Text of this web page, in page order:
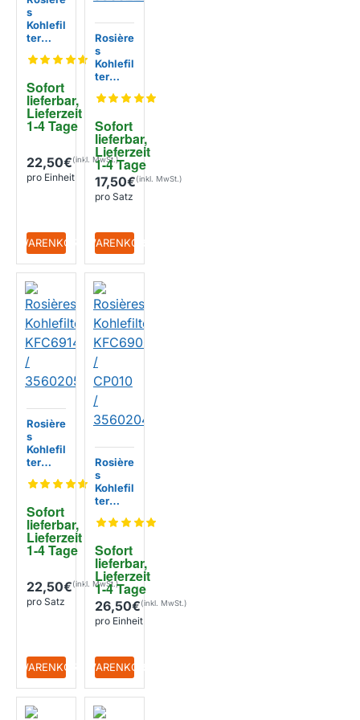
Sofort
lieferbar,
Lieferzeit
1-4 Tage
s
Kohlefil
ter
0 /
053
22,50€
pro Einheit
+ WARENKORB
Sofort
lieferbar,
Lieferzeit
1-4 Tage
Rosière
s
Kohlefil
ter
817 /
52 /
356022
79
17,50€
pro Satz
+ WARENKORB
Sofort
lieferbar,
Lieferzeit
1-4 Tage
Rosière
s
Kohlefil
ter
4 /
057
22,50€
pro Satz
+ WARENKORB
Sofort
lieferbar,
Lieferzeit
1-4 Tage
Rosière
s
Kohlefil
ter
06 /
/
35602
049
26,50€
pro Einheit
+ WARENKORB